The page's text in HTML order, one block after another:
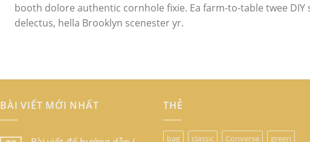
booth dolore authentic cornhole fixie. Ea farm-to-table twee DIY
delectus, hella Brooklyn scenester yr.
BÀI VIẾT MỚI NHẤT THẺ
bag classic Converse
green